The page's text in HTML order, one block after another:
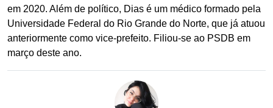
em 2020. Além de político, Dias é um médico formado pela
Universidade Federal do Rio Grande do Norte, que já atuou
anteriormente como vice-prefeito. Filiou-se ao PSDB em
março deste ano.